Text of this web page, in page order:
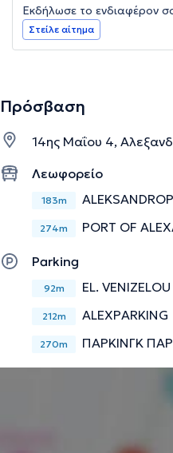
Εκδήλωσε το ενδιαφέρον
Στείλε αίτημα
Πρόσβαση
14ης Μαΐου 4,
Λεωφορείο
183m
274m PORT OF
Parking
92m EL.
212m ALEXPARKING
270m ΠΑΡΚΙΝΓΚ